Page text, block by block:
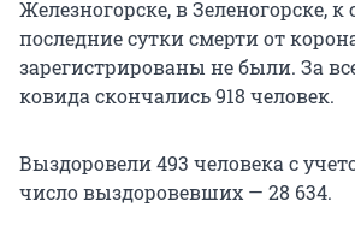
Железногорске, в Зеленогорске, к
последние сутки смерти от
зарегистрированы не были. За
ковида скончались 918 человек.
Выздоровели 493 человека с
число выздоровевших — 28 634.